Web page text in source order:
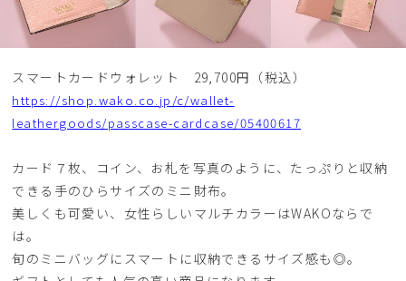
スマートカードウォレット 29,700円（税込）
https://shop.wako.co.jp/c/wallet-
leathergoods/passcase-cardcase/05400617
カード７枚、コイン、お札を写真のように、たっぷりと収納
できる手のひらサイズのミニ財布。
美しくも可愛い、女性らしいマルチカラーはWAKOならで
は。
旬のミニバッグにスマートに収納できるサイズ感も◎。